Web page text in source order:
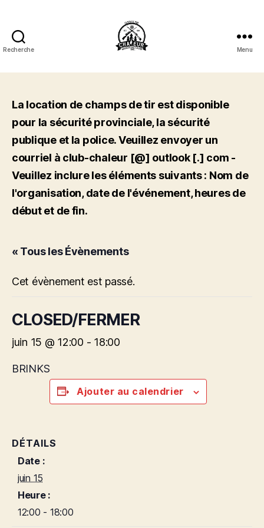
Recherche
de
Chaleur
Shooting
Club
Inc.
Menu
La location de champs de tir est disponible
pour la sécurité provinciale, la sécurité
publique et la police. Veuillez envoyer un
courriel à club-chaleur [@] outlook [.] com -
Veuillez inclure les éléments suivants : Nom de
l'organisation, date de l'événement, heures de
début et de fin.
« Tous les Évènements
Cet évènement est passé.
CLOSED/FERMER
juin 15 @ 12:00 - 18:00
BRINKS
Ajouter au calendrier
DÉTAILS
Date :
juin 15
Heure :
12:00 - 18:00